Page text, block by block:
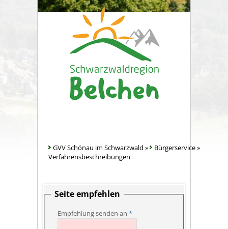
GVV Schönau im Schwarzwald » Bürgerservice»
Verfahrensbeschreibungen
Seite empfehlen
Empfehlung senden an *